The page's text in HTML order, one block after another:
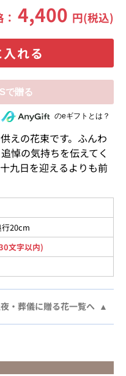
：4,400 円(税込)
れる
eギフトで贈るのeギフトとは？
えの花束です。ふんわ
悼の気持ちを伝えてく
九日を迎えるよりも前
20cm
文字以内)
・葬儀に贈る花一覧へ